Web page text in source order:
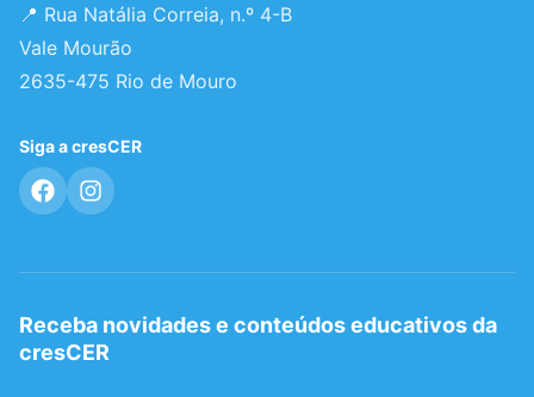
📍 Rua Natália Correia, n.º 4-B
Vale Mourão
2635-475 Rio de Mouro
Siga a cresCER
Receba novidades e conteúdos educativos da
cresCER